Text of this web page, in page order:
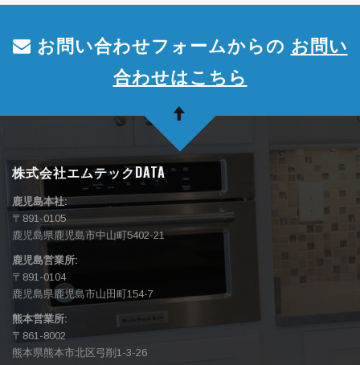
お問い合わせフォームからの お問い
合わせはこちら
株式会社エムテックDATA
鹿児島本社:
〒891-0105
鹿児島県鹿児島市中山町5402-21
鹿児島営業所:
〒891-0104
鹿児島県鹿児島市山田町154-7
熊本営業所:
〒861-8002
熊本県熊本市北区弓削1-3-26